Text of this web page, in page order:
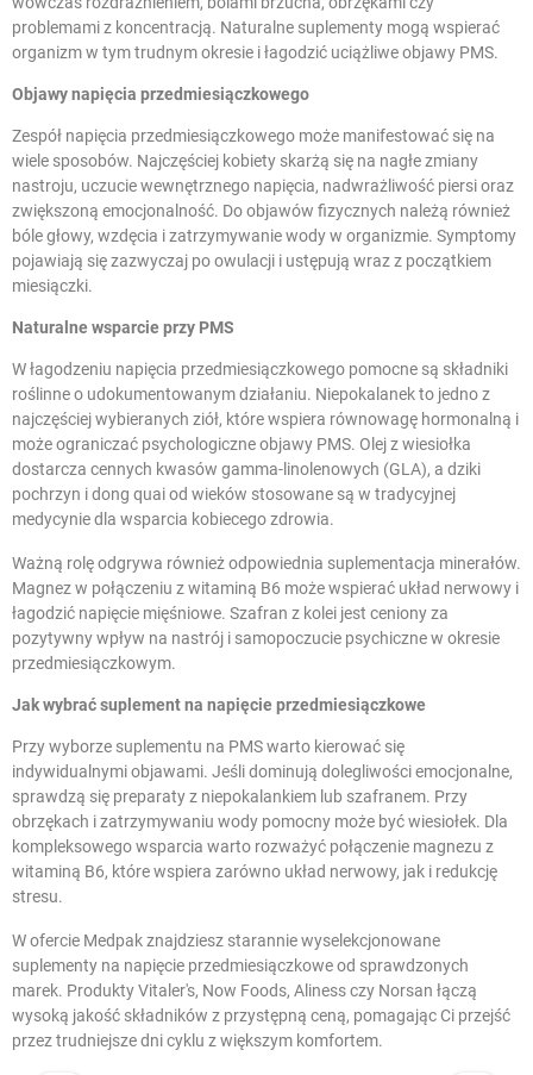
problemami z koncentracją. Naturalne suplementy mogą wspierać
organizm w tym trudnym okresie i łagodzić uciążliwe objawy PMS.
Objawy napięcia przedmiesiączkowego
Zespół napięcia przedmiesiączkowego może manifestować się na
wiele sposobów. Najczęściej kobiety skarżą się na nagłe zmiany
nastroju, uczucie wewnętrznego napięcia, nadwrażliwość piersi oraz
zwiększoną emocjonalność. Do objawów fizycznych należą również
bóle głowy, wzdęcia i zatrzymywanie wody w organizmie. Symptomy
pojawiają się zazwyczaj po owulacji i ustępują wraz z początkiem
miesiączki.
Naturalne wsparcie przy PMS
W łagodzeniu napięcia przedmiesiączkowego pomocne są składniki
roślinne o udokumentowanym działaniu. Niepokalanekto jedno z
najczęściej wybieranych ziół, które wspiera równowagę hormonalną i
może ograniczać psychologiczne objawy PMS. Olej z wiesiołka
dostarcza cennych kwasów gamma-linolenowych (GLA), a dziki
pochrzyn i dong quai od wieków stosowane są w tradycyjnej
medycynie dla wsparcia kobiecego zdrowia.
Ważną rolę odgrywa również odpowiednia suplementacja minerałów.
Magnezw połączeniu z witaminą B6 może wspierać układ nerwowy i
łagodzić napięcie mięśniowe. Szafran z kolei jest ceniony za
pozytywny wpływ na nastrój i samopoczucie psychiczne w okresie
przedmiesiączkowym.
Jak wybrać suplement na napięcie przedmiesiączkowe
Przy wyborze suplementu na PMS warto kierować się
indywidualnymi objawami. Jeśli dominują dolegliwości emocjonalne,
sprawdzą się preparaty z niepokalankiem lub szafranem. Przy
obrzękach i zatrzymywaniu wody pomocny może być wiesiołek. Dla
kompleksowego wsparcia warto rozważyć połączenie magnezu z
witaminą B6, które wspiera zarówno układ nerwowy, jak i redukcję
stresu.
W ofercie Medpak znajdziesz starannie wyselekcjonowane
suplementy na napięcie przedmiesiączkowe od sprawdzonych
marek. Produkty Vitaler's, Now Foods, Aliness czy Norsan łączą
wysoką jakość składników z przystępną ceną, pomagając Ci przejść
przez trudniejsze dni cyklu z większym komfortem.